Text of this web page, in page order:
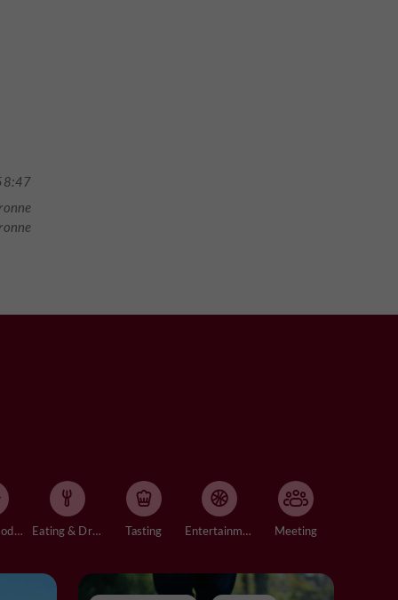
Accommodation Eating & Drinking Tasting Entertainment Meeting